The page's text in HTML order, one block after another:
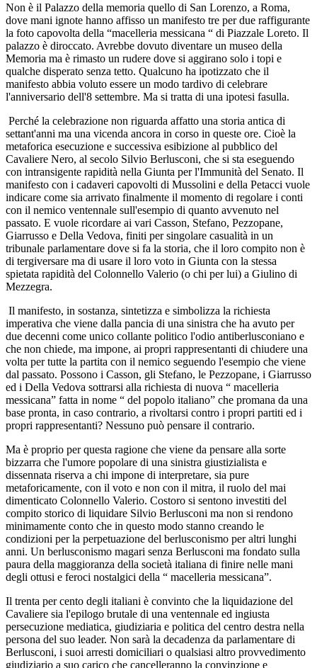
Non è il Palazzo della memoria quello di San Lorenzo, a Roma,
dove mani ignote hanno affisso un manifesto tre per due raffigurante
la foto capovolta della “macelleria messicana “ di Piazzale Loreto. Il
palazzo è diroccato. Avrebbe dovuto diventare un museo della
Memoria ma è rimasto un rudere dove si aggirano solo i topi e
qualche disperato senza tetto. Qualcuno ha ipotizzato che il
manifesto abbia voluto essere un modo tardivo di celebrare
l'anniversario dell'8 settembre. Ma si tratta di una ipotesi fasulla.
Perché la celebrazione non riguarda affatto una storia antica di
settant'anni ma una vicenda ancora in corso in queste ore. Cioè la
metaforica esecuzione e successiva esibizione al pubblico del
Cavaliere Nero, al secolo Silvio Berlusconi, che si sta eseguendo
con intransigente rapidità nella Giunta per l'Immunità del Senato. Il
manifesto con i cadaveri capovolti di Mussolini e della Petacci vuole
indicare come sia arrivato finalmente il momento di regolare i conti
con il nemico ventennale sull'esempio di quanto avvenuto nel
passato. E vuole ricordare ai vari Casson, Stefano, Pezzopane,
Giarrusso e Della Vedova, finiti per singolare casualità in un
tribunale parlamentare dove si fa la storia, che il loro compito non è
di tergiversare ma di usare il loro voto in Giunta con la stessa
spietata rapidità del Colonnello Valerio (o chi per lui) a Giulino di
Mezzegra.
Il manifesto, in sostanza, sintetizza e simbolizza la richiesta
imperativa che viene dalla pancia di una sinistra che ha avuto per
due decenni come unico collante politico l'odio antiberlusconiano e
che non chiede, ma impone, ai propri rappresentanti di chiudere una
volta per tutte la partita con il nemico seguendo l'esempio che viene
dal passato. Possono i Casson, gli Stefano, le Pezzopane, i Giarrusso
ed i Della Vedova sottrarsi alla richiesta di nuova “ macelleria
messicana” fatta in nome “ del popolo italiano” che promana da una
base pronta, in caso contrario, a rivoltarsi contro i propri partiti ed i
propri rappresentanti? Nessuno può pensare il contrario.
Ma è proprio per questa ragione che viene da pensare alla sorte
bizzarra che l'umore popolare di una sinistra giustizialista e
dissennata riserva a chi impone di interpretare, sia pure
metaforicamente, con il voto e non con il mitra, il ruolo del mai
dimenticato Colonnello Valerio. Costoro si sentono investiti del
compito storico di liquidare Silvio Berlusconi ma non si rendono
minimamente conto che in questo modo stanno creando le
condizioni per la perpetuazione del berlusconismo per altri lunghi
anni. Un berlusconismo magari senza Berlusconi ma fondato sulla
paura della maggioranza della società italiana di finire nelle mani
degli ottusi e feroci nostalgici della “ macelleria messicana”.
Il trenta per cento degli italiani è convinto che la liquidazione del
Cavaliere sia l'epilogo brutale di una ventennale ed ingiusta
persecuzione mediatica, giudiziaria e politica del centro destra nella
persona del suo leader. Non sarà la decadenza da parlamentare di
Berlusconi, i suoi arresti domiciliari o qualsiasi altro provvedimento
giudiziario a suo carico che cancelleranno la convinzione e